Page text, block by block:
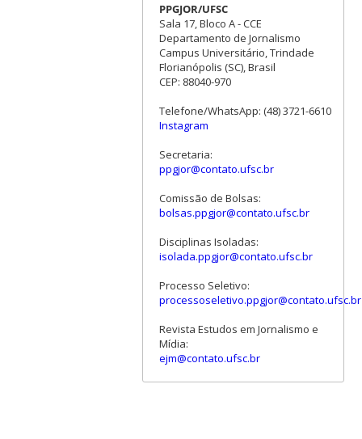
PPGJOR/UFSC
Sala 17, Bloco A - CCE
Departamento de Jornalismo
Campus Universitário, Trindade
Florianópolis (SC), Brasil
CEP: 88040-970
Telefone/WhatsApp: (48) 3721-6610
Instagram
Secretaria:
ppgjor@contato.ufsc.br
Comissão de Bolsas:
bolsas.ppgjor@contato.ufsc.br
Disciplinas Isoladas:
isolada.ppgjor@contato.ufsc.br
Processo Seletivo:
processoseletivo.ppgjor@contato.ufsc.br
Revista Estudos em Jornalismo e
Mídia:
ejm@contato.ufsc.br